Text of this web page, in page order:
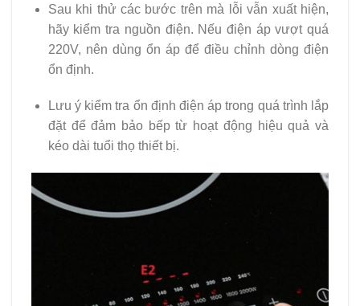
Sau khi thử các bước trên mà lỗi vẫn xuất hiện,
hãy kiểm tra nguồn điện. Nếu điện áp vượt quá
220V, nên dùng ổn áp để điều chỉnh dòng điện
ổn định.
Lưu ý kiểm tra ổn định điện áp trong quá trình lắp
đặt để đảm bảo bếp từ hoạt động hiệu quả và
kéo dài tuổi thọ thiết bị.